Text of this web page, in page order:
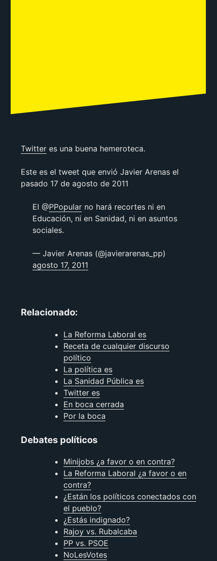
Twitteres una buena hemeroteca.
Este es el tweet que envió Javier Arenas el
pasado 17 de agosto de 2011
El @PPopularno hará recortes ni en
Educación, ni en Sanidad, ni en asuntos
sociales.
— Javier Arenas (@javierarenas_pp)
agosto 17, 2011
Relacionado:
La Reforma Laboral es
Receta de cualquier discurso
político
La política es
La Sanidad Pública es
Twitter es
En boca cerrada
Por la boca
Debates políticos
Minijobs ¿a favor o en contra?
La Reforma Laboral ¿a favor o en
contra?
¿Están los políticos conectados con
el pueblo?
¿Estás indignado?
Rajoy vs. Rubalcaba
PP vs. PSOE
NoLesVotes